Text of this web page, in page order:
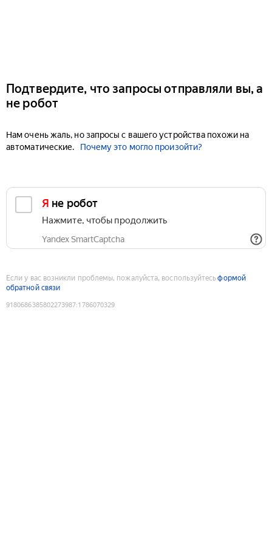
Подтвердите, что запросы отправляли вы, а
не робот
Нам очень жаль, но запросы с вашего устройства похожи на
автоматические.
Почему это могло произойти?
Я не робот
Нажмите, чтобы продолжить
Yandex SmartCaptcha
Если у вас возникли проблемы, пожалуйста, воспользуйтесьформой
обратной связи
9180686385802273987:1786070329